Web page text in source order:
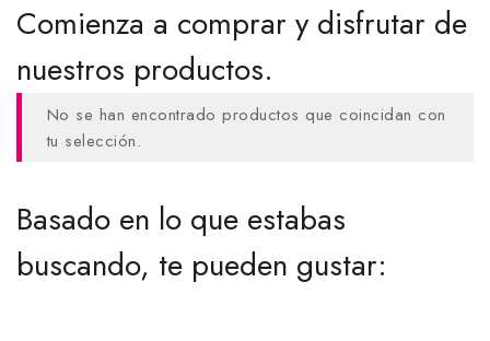
Comienza a comprar y disfrutar de
nuestros productos.
No se han encontrado productos que coincidan con
tu selección.
Basado en lo que estabas
buscando, te pueden gustar: